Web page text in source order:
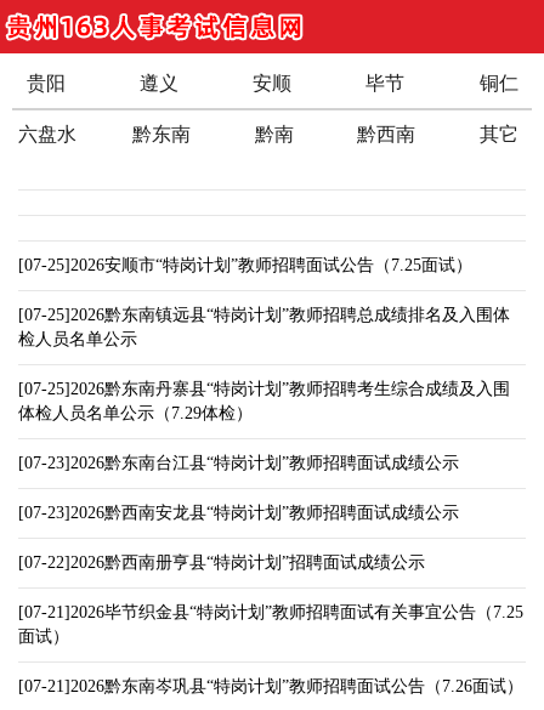
贵阳 遵义 安顺 毕节 铜仁
六盘水 黔东南 黔南 黔西南 其它
[07-25]2026安顺市“特岗计划”教师招聘面试公告（7.25面试）
[07-25]2026黔东南镇远县“特岗计划”教师招聘总成绩排名及入围体
检人员名单公示
[07-25]2026黔东南丹寨县“特岗计划”教师招聘考生综合成绩及入围
体检人员名单公示（7.29体检）
[07-23]2026黔东南台江县“特岗计划”教师招聘面试成绩公示
[07-23]2026黔西南安龙县“特岗计划”教师招聘面试成绩公示
[07-22]2026黔西南册亨县“特岗计划”招聘面试成绩公示
[07-21]2026毕节织金县“特岗计划”教师招聘面试有关事宜公告（7.25
面试）
[07-21]2026黔东南岑巩县“特岗计划”教师招聘面试公告（7.26面试）